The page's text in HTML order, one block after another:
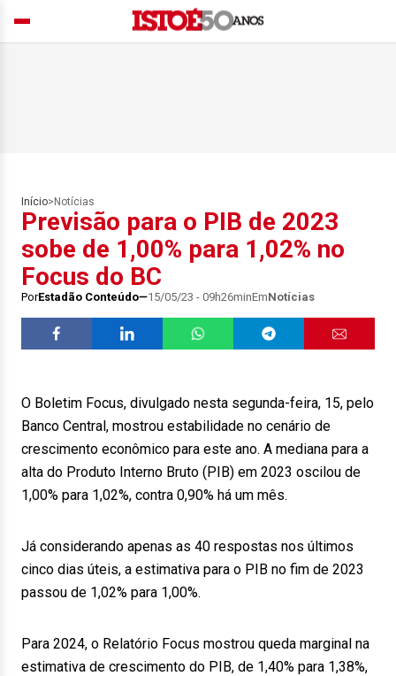
Início> Notícias
Previsão para o PIB de 2023
sobe de 1,00% para 1,02% no
Focus do BC
PorEstadão Conteúdo 15/05/23 - 09h26minEmNotícias
O Boletim Focus, divulgado nesta segunda-feira, 15, pelo
Banco Central, mostrou estabilidade no cenário de
crescimento econômico para este ano. A mediana para a
alta do Produto Interno Bruto (PIB) em 2023 oscilou de
1,00% para 1,02%, contra 0,90% há um mês.
Já considerando apenas as 40 respostas nos últimos
cinco dias úteis, a estimativa para o PIB no fim de 2023
passou de 1,02% para 1,00%.
Para 2024, o Relatório Focus mostrou queda marginal na
estimativa de crescimento do PIB, de 1,40% para 1,38%,